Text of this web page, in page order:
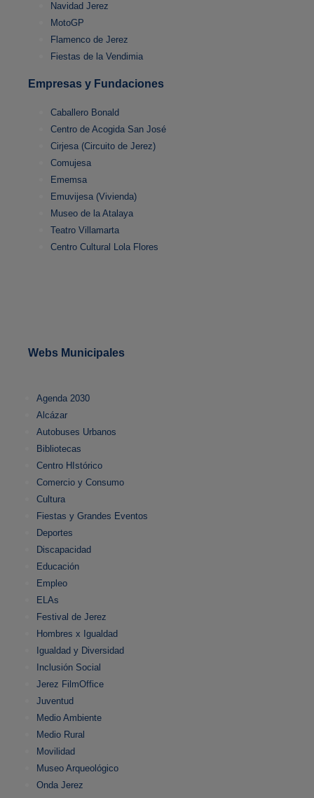
Navidad Jerez
MotoGP
Flamenco de Jerez
Fiestas de la Vendimia
Empresas y Fundaciones
Caballero Bonald
Centro de Acogida San José
Cirjesa (Circuito de Jerez)
Comujesa
Ememsa
Emuvijesa (Vivienda)
Museo de la Atalaya
Teatro Villamarta
Centro Cultural Lola Flores
Webs Municipales
Agenda 2030
Alcázar
Autobuses Urbanos
Bibliotecas
Centro HIstórico
Comercio y Consumo
Cultura
Fiestas y Grandes Eventos
Deportes
Discapacidad
Educación
Empleo
ELAs
Festival de Jerez
Hombres x Igualdad
Igualdad y Diversidad
Inclusión Social
Jerez FilmOffice
Juventud
Medio Ambiente
Medio Rural
Movilidad
Museo Arqueológico
Onda Jerez